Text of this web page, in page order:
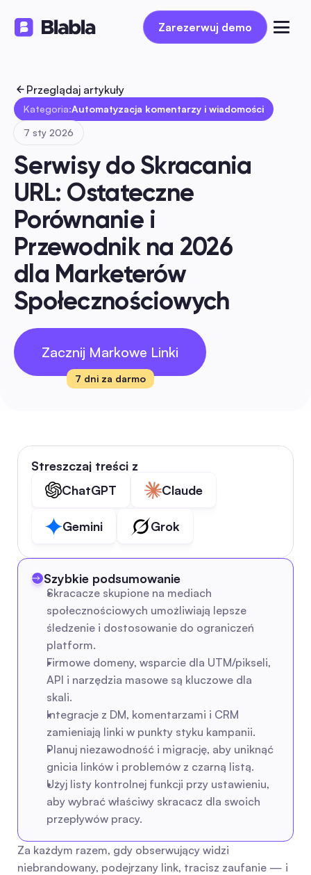
Zarezerwuj demo
Zarezerwuj demo
Przeglądaj artykuły
Kategoria:Automatyzacja komentarzy i wiadomości
7 sty 2026
Serwisy do Skracania
URL: Ostateczne
Porównanie i
Przewodnik na 2026
dla Marketerów
Społecznościowych
Zacznij Markowe Linki
7 dni za darmo
Streszczaj treści z
ChatGPT
Claude
Gemini Grok
Szybkie podsumowanie
Skracacze skupione na mediach
społecznościowych umożliwiają lepsze
śledzenie i dostosowanie do ograniczeń
platform.
Firmowe domeny, wsparcie dla UTM/pikseli,
API i narzędzia masowe są kluczowe dla
skali.
Integracje z DM, komentarzami i CRM
zamieniają linki w punkty styku kampanii.
Planuj niezawodność i migrację, aby uniknąć
gnicia linków i problemów z czarną listą.
Użyj listy kontrolnej funkcji przy ustawieniu,
aby wybrać właściwy skracacz dla swoich
przepływów pracy.
Za każdym razem, gdy obserwujący widzi
niebrandowany, podejrzany link, tracisz zaufanie — i